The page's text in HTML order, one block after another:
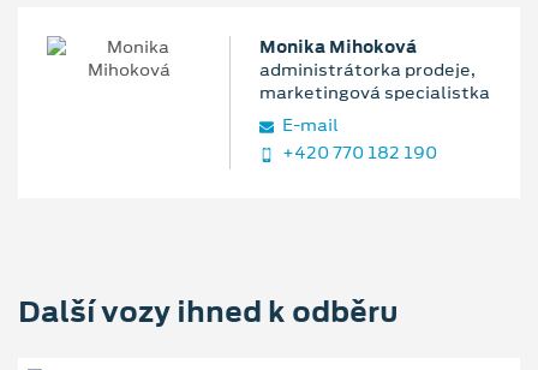
Monika Mihoková
administrátorka prodeje,
marketingová specialistka
E‑mail
+420 770 182 190
Další vozy ihned k odběru